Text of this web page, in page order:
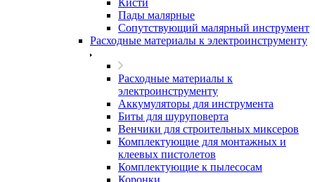
Кисти
Пады малярные
Сопутствующий малярный инструмент
Расходные материалы к электроинструменту
Расходные материалы к
электроинструменту
Аккумуляторы для инструмента
Биты для шуруповерта
Венчики для строительных миксеров
Комплектующие для монтажных и
клеевых пистолетов
Комплектующие к пылесосам
Коронки